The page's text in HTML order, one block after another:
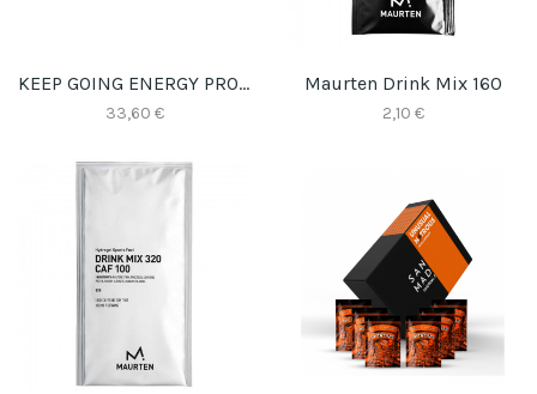
KEEP GOING ENERGY PRO DRINK SANDIA 700GR
33,60 €
Maurten Drink Mix 160
2,10 €